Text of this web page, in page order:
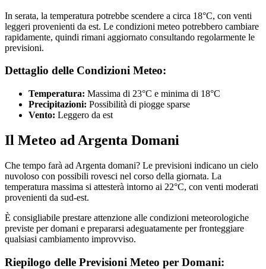
In serata, la temperatura potrebbe scendere a circa 18°C, con venti
leggeri provenienti da est. Le condizioni meteo potrebbero cambiare
rapidamente, quindi rimani aggiornato consultando regolarmente le
previsioni.
Dettaglio delle Condizioni Meteo:
Temperatura: Massima di 23°C e minima di 18°C
Precipitazioni: Possibilità di piogge sparse
Vento: Leggero da est
Il Meteo ad Argenta Domani
Che tempo farà ad Argenta domani? Le previsioni indicano un cielo
nuvoloso con possibili rovesci nel corso della giornata. La
temperatura massima si attesterà intorno ai 22°C, con venti moderati
provenienti da sud-est.
È consigliabile prestare attenzione alle condizioni meteorologiche
previste per domani e prepararsi adeguatamente per fronteggiare
qualsiasi cambiamento improvviso.
Riepilogo delle Previsioni Meteo per Domani: